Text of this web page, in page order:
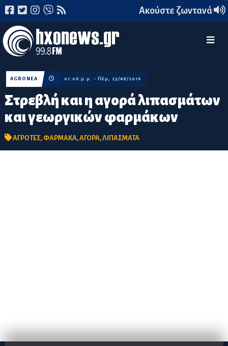
Ακούστε ζωντανά
Στρεβλή και η αγορά λιπασμάτων
και γεωργικών φαρμάκων
AGROΝΕΑ 01:06 μ.μ. - Πέμ, 23/48/2016
ΑΓΡΟΤΕΣ, ΦΑΡΜΑΚΑ,ΑΓΟΡΑ,ΛΙΠΑΣΜΑΤΑ